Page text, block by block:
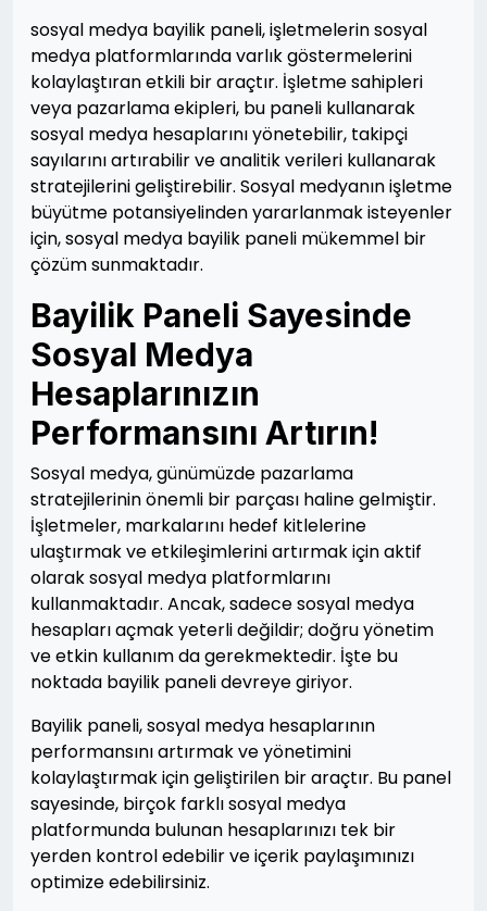
sosyal medya bayilik paneli, işletmelerin sosyal
medya platformlarında varlık göstermelerini
kolaylaştıran etkili bir araçtır. İşletme sahipleri
veya pazarlama ekipleri, bu paneli kullanarak
sosyal medya hesaplarını yönetebilir, takipçi
sayılarını artırabilir ve analitik verileri kullanarak
stratejilerini geliştirebilir. Sosyal medyanın işletme
büyütme potansiyelinden yararlanmak isteyenler
için, sosyal medya bayilik paneli mükemmel bir
çözüm sunmaktadır.
Bayilik Paneli Sayesinde
Sosyal Medya
Hesaplarınızın
Performansını Artırın!
Sosyal medya, günümüzde pazarlama
stratejilerinin önemli bir parçası haline gelmiştir.
İşletmeler, markalarını hedef kitlelerine
ulaştırmak ve etkileşimlerini artırmak için aktif
olarak sosyal medya platformlarını
kullanmaktadır. Ancak, sadece sosyal medya
hesapları açmak yeterli değildir; doğru yönetim
ve etkin kullanım da gerekmektedir. İşte bu
noktada bayilik paneli devreye giriyor.
Bayilik paneli, sosyal medya hesaplarının
performansını artırmak ve yönetimini
kolaylaştırmak için geliştirilen bir araçtır. Bu panel
sayesinde, birçok farklı sosyal medya
platformunda bulunan hesaplarınızı tek bir
yerden kontrol edebilir ve içerik paylaşımınızı
optimize edebilirsiniz.